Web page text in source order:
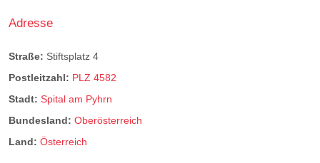
Adresse
Straße: Stiftsplatz 4
Postleitzahl: PLZ 4582
Stadt: Spital am Pyhrn
Bundesland: Oberösterreich
Land: Österreich